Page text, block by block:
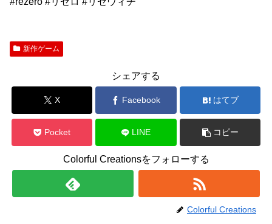
新作ゲーム
シェアする
X Facebook はてブ
Pocket LINE コピー
Colorful Creationsをフォローする
Colorful Creations